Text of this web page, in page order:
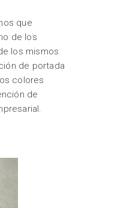
que
de los
los mismos
de portada
colores
de